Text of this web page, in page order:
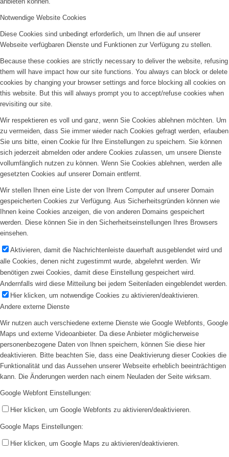
Notwendige Website Cookies
Diese Cookies sind unbedingt erforderlich, um Ihnen die auf unserer
Webseite verfügbaren Dienste und Funktionen zur Verfügung zu stellen.
Because these cookies are strictly necessary to deliver the website, refusing
them will have impact how our site functions. You always can block or delete
cookies by changing your browser settings and force blocking all cookies on
this website. But this will always prompt you to accept/refuse cookies when
revisiting our site.
Wir respektieren es voll und ganz, wenn Sie Cookies ablehnen möchten. Um
zu vermeiden, dass Sie immer wieder nach Cookies gefragt werden, erlauben
Sie uns bitte, einen Cookie für Ihre Einstellungen zu speichern. Sie können
sich jederzeit abmelden oder andere Cookies zulassen, um unsere Dienste
vollumfänglich nutzen zu können. Wenn Sie Cookies ablehnen, werden alle
gesetzten Cookies auf unserer Domain entfernt.
Wir stellen Ihnen eine Liste der von Ihrem Computer auf unserer Domain
gespeicherten Cookies zur Verfügung. Aus Sicherheitsgründen können wie
Ihnen keine Cookies anzeigen, die von anderen Domains gespeichert
werden. Diese können Sie in den Sicherheitseinstellungen Ihres Browsers
einsehen.
Aktivieren, damit die Nachrichtenleiste dauerhaft ausgeblendet wird und
alle Cookies, denen nicht zugestimmt wurde, abgelehnt werden. Wir
benötigen zwei Cookies, damit diese Einstellung gespeichert wird.
Andernfalls wird diese Mitteilung bei jedem Seitenladen eingeblendet werden.
Hier klicken, um notwendige Cookies zu aktivieren/deaktivieren.
Andere externe Dienste
Wir nutzen auch verschiedene externe Dienste wie Google Webfonts, Google
Maps und externe Videoanbieter. Da diese Anbieter möglicherweise
personenbezogene Daten von Ihnen speichern, können Sie diese hier
deaktivieren. Bitte beachten Sie, dass eine Deaktivierung dieser Cookies die
Funktionalität und das Aussehen unserer Webseite erheblich beeinträchtigen
kann. Die Änderungen werden nach einem Neuladen der Seite wirksam.
Google Webfont Einstellungen:
Hier klicken, um Google Webfonts zu aktivieren/deaktivieren.
Google Maps Einstellungen:
Hier klicken, um Google Maps zu aktivieren/deaktivieren.